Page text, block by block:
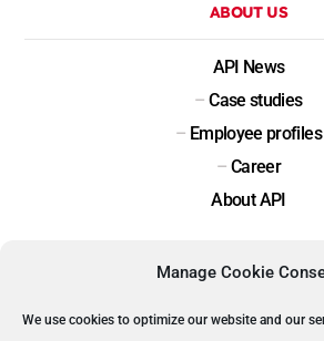
Manage Cookie
We use cookies to optimize our website and our
ABOUT US
API News
– Case studies
– Employee profiles
– Career
About API
CONTACT